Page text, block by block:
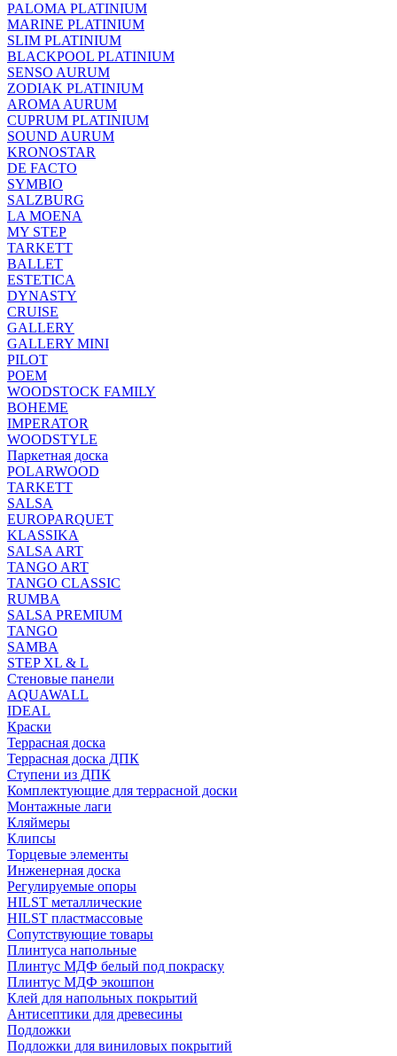
PALOMA PLATINIUM
MARINE PLATINIUM
SLIM PLATINIUM
BLACKPOOL PLATINIUM
SENSO AURUM
ZODIAK PLATINIUM
AROMA AURUM
CUPRUM PLATINIUM
SOUND AURUM
KRONOSTAR
DE FACTO
SYMBIO
SALZBURG
LA MOENA
MY STEP
TARKETT
BALLET
ESTETICA
DYNASTY
CRUISE
GALLERY
GALLERY MINI
PILOT
POEM
WOODSTOCK FAMILY
BOHEME
IMPERATOR
WOODSTYLE
Паркетная доска
POLARWOOD
TARKETT
SALSA
EUROPARQUET
KLASSIKA
SALSA ART
TANGO ART
TANGO CLASSIC
RUMBA
SALSA PREMIUM
TANGO
SAMBA
STEP XL & L
Стеновые панели
AQUAWALL
IDEAL
Краски
Террасная доска
Террасная доска ДПК
Ступени из ДПК
Комплектующие для террасной доски
Монтажные лаги
Кляймеры
Клипсы
Торцевые элементы
Инженерная доска
Регулируемые опоры
HILST металлические
HILST пластмассовые
Сопутствующие товары
Плинтуса напольные
Плинтус МДФ белый под покраску
Плинтус МДФ экошпон
Клей для напольных покрытий
Антисептики для древесины
Подложки
Подложки для виниловых покрытий